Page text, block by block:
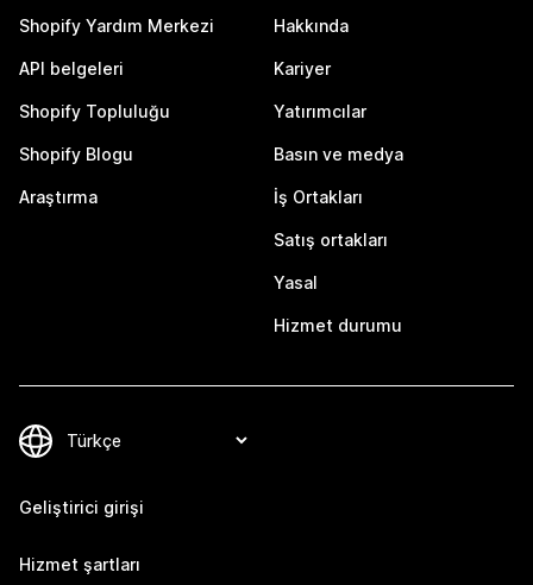
Shopify Yardım Merkezi
API belgeleri
Shopify Topluluğu
Shopify Blogu
Araştırma
Hakkında
Kariyer
Yatırımcılar
Basın ve medya
İş Ortakları
Satış ortakları
Yasal
Hizmet durumu
Geliştirici girişi
Hizmet şartları